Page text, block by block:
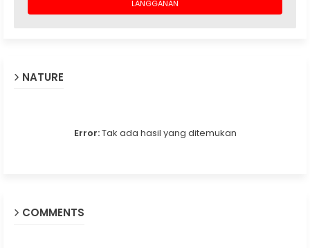
NATURE
Error:Tak ada hasil yang ditemukan
COMMENTS